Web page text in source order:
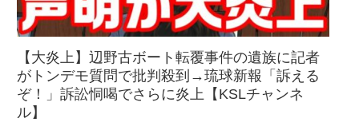
【大炎上】辺野古ボート転覆事件の遺族に記者
がトンデモ質問で批判殺到→琉球新報「訴える
ぞ！」訴訟恫喝でさらに炎上【KSLチャンネ
ル】